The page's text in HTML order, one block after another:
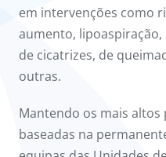
a nós
em intervenções como
aumento,
de cicatrizes, de
outras.
Mantendo os mais
baseadas na